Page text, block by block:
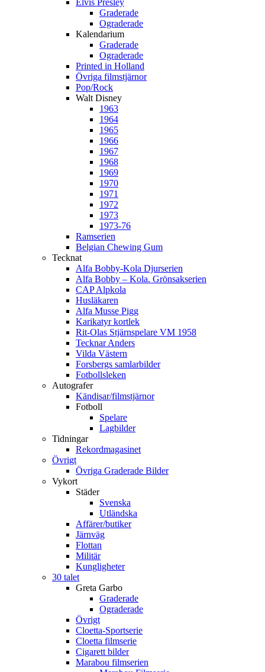
Graderade
Ograderade
Kalendarium
Graderade
Ograderade
Printed in Holland
Övriga filmstjärnor
Pop/Rock
Walt Disney
1963
1964
1965
1966
1967
1968
1969
1970
1971
1972
1973
1973-76
Ramserien
Belgian Chewing Gum
Tecknat
Alfa Bobby-Kola Djurserien
Alfa Bobby – Kola. Grönsakserien
CAP Alpkola
Husläkaren
Alfa Musse Pigg
Karikatyr kortlek
Rit-Olas Stjärnspelare VM 1958
Tecknar Anders
Vilda Västern
Forsbergs samlarbilder
Fotbollsleken
Autografer
Kändisar/filmstjärnor
Fotboll
Spelare
Lagbilder
Tidningar
Rekordmagasinet
Övrigt
Övriga Graderade Bilder
Vykort
Städer
Svenska
Utländska
Affärer/butiker
Järnväg
Flottan
Militär
Kungligheter
30 talet
Greta Garbo
Graderade
Ograderade
Övrigt
Cloetta-Sportserie
Cloetta filmserie
Cigarett bilder
Marabou filmserien